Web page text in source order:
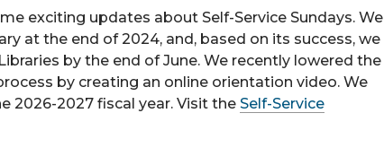
exciting updates about Self-Service Sundays. We
at the end of 2024, and, based on its success, we
by the end of June. We recently lowered the
by creating an online orientation video. We
2026-2027 fiscal year. Visit the Self-Service